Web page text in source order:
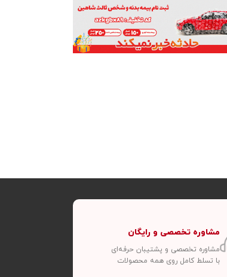
مشاوره تخصصی و رایگان
مشاوره تخصصی و پشتیبان حرفه‌ای
با تسلط کامل روی همه محصولات